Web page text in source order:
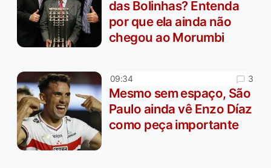
das Bolinhas? Entenda
por que ela ainda não
chegou ao Morumbi
09:34 3
Mesmo sem espaço, São
Paulo ainda vê Enzo Díaz
como peça importante